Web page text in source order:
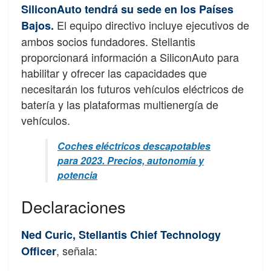
SiliconAuto tendrá su sede en los Países
Bajos. El equipo directivo incluye ejecutivos de
ambos socios fundadores. Stellantis
proporcionará información a SiliconAuto para
habilitar y ofrecer las capacidades que
necesitarán los futuros vehículos eléctricos de
batería y las plataformas multienergía de
vehículos.
Coches eléctricos descapotables
para 2023. Precios, autonomía y
potencia
Declaraciones
Ned Curic, Stellantis Chief Technology
Officer, señala: